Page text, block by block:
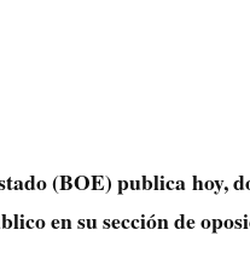
(BOE) publica hoy,
en su sección de